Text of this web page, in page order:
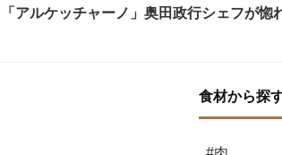
「アルケッチャーノ」奥田政行シェフが惚
食材から探